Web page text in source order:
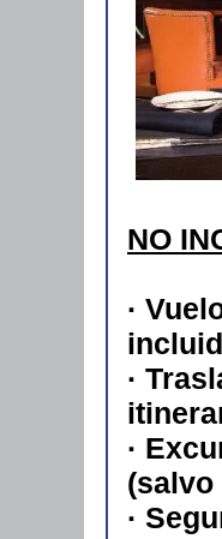
NO
·
·
·
(salvo
·